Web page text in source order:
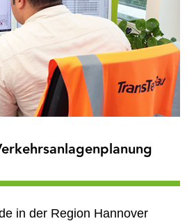
in der Region Hannover